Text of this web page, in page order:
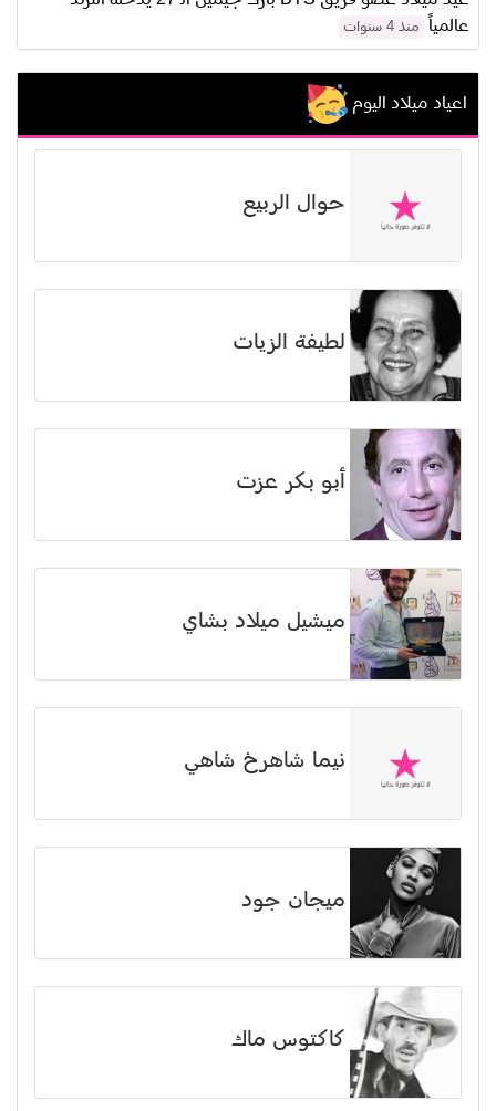
عالمياً
منذ 4 سنوات
اعياد ميلاد اليوم
حوال الربيع
لطيفة الزيات
أبو بكر عزت
ميشيل ميلاد بشاي
نیما شاهرخ شاهي
ميجان جود
كاكتوس ماك